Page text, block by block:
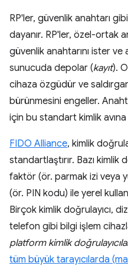
RP'ler, güvenlik anahtarı
dayanır. RP'ler, özel-ortak
güvenlik anahtarını ister ve
sunucuda depolar (kayıt).
cihaza özgüdür ve
bürünmesini engeller.
için bu standart kimlik avına
FIDO Alliance, kimlik
standartlaştırır. Bazı kimlik
faktör (ör. parmak izi veya
(ör. PIN kodu) ile yerel
Birçok kimlik doğrulayıcı,
telefon gibi bilgi işlem
platform kimlik
tüm büyük tarayıcılarda